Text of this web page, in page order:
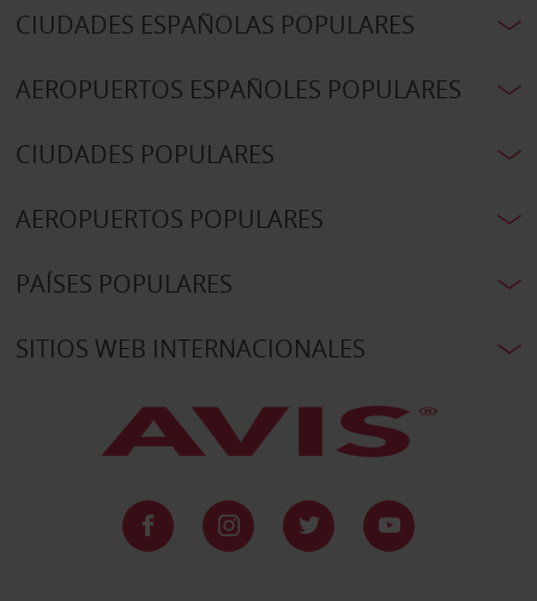
CIUDADES ESPAÑOLAS POPULARES
AEROPUERTOS ESPAÑOLES POPULARES
CIUDADES POPULARES
AEROPUERTOS POPULARES
PAÍSES POPULARES
SITIOS WEB INTERNACIONALES